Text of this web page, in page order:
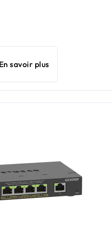
5 Ports Gigabit avec
En savoir plus